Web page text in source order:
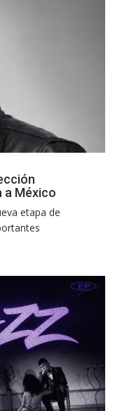
a México
etapa de